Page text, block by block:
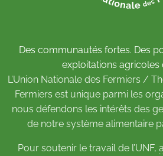
Des communautés fortes. Des
exploitations agricoles
L’Union Nationale des Fermiers /
Fermiers est unique parmi les
nous défendons les intérêts des
de notre système alimentaire
Pour soutenir le travail de l’UNF,